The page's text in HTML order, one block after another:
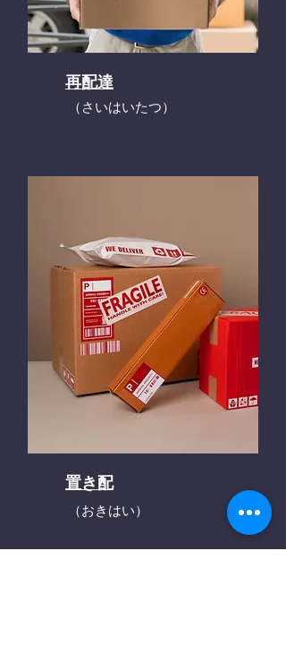
再配達
​（さいはいたつ）
置き配
（おきはい）